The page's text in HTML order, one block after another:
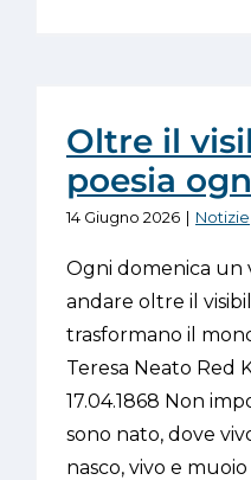
Oltre il
poesia
14 Giugno 2026 | Notizie
Ogni domenica un
andare oltre il
trasformano il
Teresa Neato Red
17.04.1868 Non
sono nato, dove
nasco, vivo e